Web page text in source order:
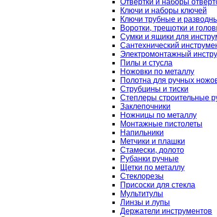
Отвертки и наборы
Ключи и наборы ключей
Ключи трубные и
Воротки, трещотки и
Сумки и ящики для
Сантехнический
Электромонтажный
Пилы и стусла
Ножовки по металлу
Полотна для ручных
Струбцины и тиски
Степлеры строительные
Заклепочники
Ножницы по металлу
Монтажные пистолеты
Напильники
Метчики и плашки
Стамески, долото
Рубанки ручные
Щетки по металлу
Стеклорезы
Присоски для стекла
Мультитулы
Линзы и лупы
Держатели инструментов